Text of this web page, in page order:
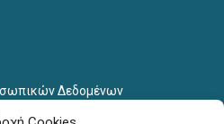
Δεδομένων